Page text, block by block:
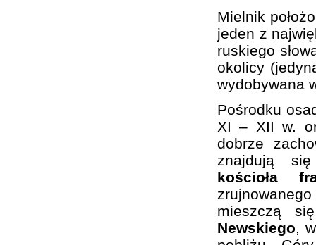
Mielnik
jeden z
ruskiego
okolicy
wydobywana
Pośrodku
XI – XII w.
dobrze
znajdują
kościoła
mieszczą
Newskiego,